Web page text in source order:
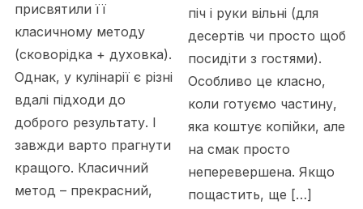
присвятили її
класичному методу
(сковорідка + духовка).
Однак, у кулінарії є різні
вдалі підходи до
доброго результату. І
завжди варто прагнути
кращого. Класичний
метод – прекрасний,
піч і руки вільні (для
десертів чи просто щоб
посидіти з гостями).
Особливо це класно,
коли готуємо частину,
яка коштує копійки, але
на смак просто
неперевершена. Якщо
пощастить, ще […]